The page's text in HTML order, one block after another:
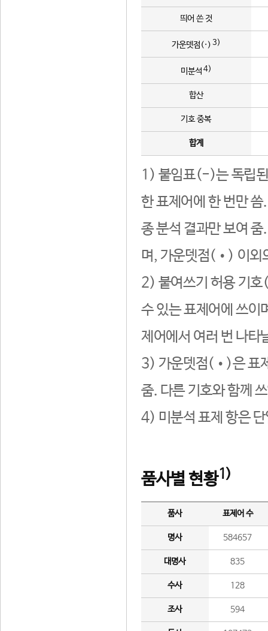
띄어 쓴 것
가운뎃점(·) 3)
미분석 4)
합산
기호 중복
합계
1) 붙임표(-)는 독립된
한 표제어에 한 번만
종 분석 결과만 보여
며, 가운뎃점(•) 이외
2) 붙여쓰기 허용 기호
수 있는 표제어에 쓰이
제어에서 여러 번 나타
3) 가운뎃점(•)은 표
줌. 다른 기호와 함께
4) 미분석 표제 항은
품사별 현황1)
품사 표제어 수
명사 584657
대명사 835
수사 128
조사 594